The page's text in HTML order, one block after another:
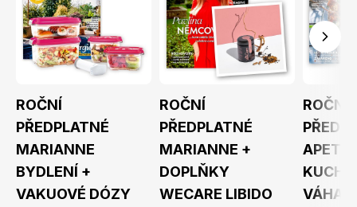
Dětské časopisy
ROČNÍ
PŘEDPLATNÉ
MARIANNE
BYDLENÍ +
VAKUOVÉ DÓZY
ROČNÍ
PŘEDPLATNÉ
MARIANNE +
DOPLŇKY
WECARE LIBIDO
ROČNÍ
VÁHA